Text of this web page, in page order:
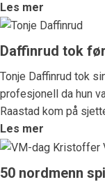
Les mer
Daffinrud tok
Tonje Daffinrud tok
profesjonell da hun
Raastad kom på
Les mer
50 nordmenn